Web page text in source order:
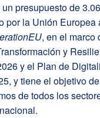
presupuesto de
por la Unión Europea
, en el marco
y
y el Plan de
y tiene el objetivo
de todos los